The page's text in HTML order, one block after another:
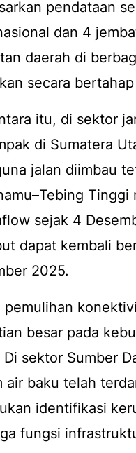
pendataan
dan 4
daerah di
secara
itu, di sektor
di Sumatera
jalan diimbau
sejak 4
dapat kembali
2025.
pemulihan
besar pada
Di sektor Sumber
air baku telah
identifikasi
fungsi